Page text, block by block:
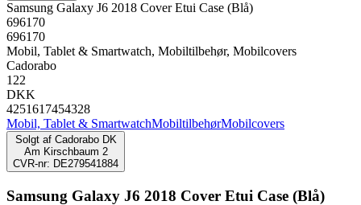
Samsung Galaxy J6 2018 Cover Etui Case (Blå)
696170
696170
Mobil, Tablet & Smartwatch, Mobiltilbehør, Mobilcovers
Cadorabo
122
DKK
4251617454328
Mobil, Tablet & SmartwatchMobiltilbehørMobilcovers
Solgt af Cadorabo DK
Am Kirschbaum 2
CVR-nr: DE279541884
Samsung Galaxy J6 2018 Cover Etui Case (Blå)